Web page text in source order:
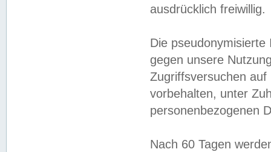
ausdrücklich freiwillig.
Die
gegen unsere
Zugriffsversuchen
vorbehalten, unter
personenbezogenen
Nach 60 Tagen